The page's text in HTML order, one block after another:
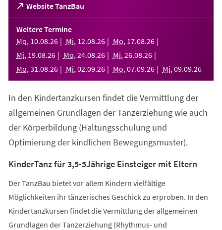
Website TanzBau
(Öffnet
in
einem
neuen
Tab)
Weitere Termine
Mo, 10.08.26 Mi, 12.08.26 Mo, 17.08.26
Mi, 19.08.26 Mo, 24.08.26 Mi, 26.08.26
Mo, 31 .08.26 Mi, 02.09.26 Mo, 07.09.26 Mi, 09.09.26
In den Kindertanzkursen findet die Vermittlung der
allgemeinen Grundlagen der Tanzerziehung wie auch
der Körperbildung (Haltungsschulung und
Optimierung der kindlichen Bewegungsmuster).
KinderTanz für 3,5-5Jährige Einsteiger mit Eltern
Der TanzBau bietet vor allem Kindern vielfältige
Möglichkeiten ihr tänzerisches Geschick zu erproben. In den
Kindertanzkursen findet die Vermittlung der allgemeinen
Grundlagen der Tanzerziehung (Rhythmus- und